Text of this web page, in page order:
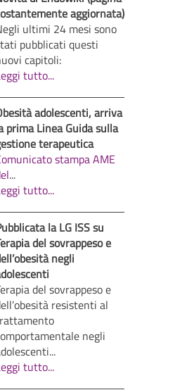
aggiornata)
ultimi 24 mesi sono
pubblicati questi
capitoli:
tutto...
adolescenti, arriva
prima Linea Guida sulla
terapeutica
stampa AME
...
tutto...
la LG ISS su
del sovrappeso e
negli
del sovrappeso e
resistenti al
negli
tutto...